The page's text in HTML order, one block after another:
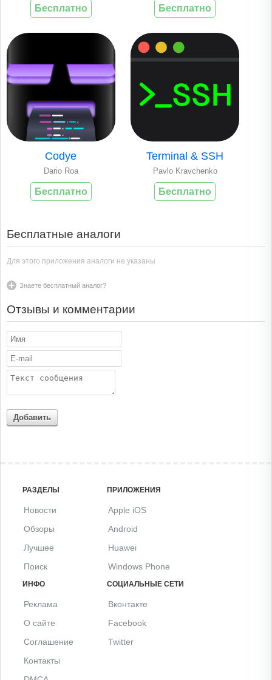
Бесплатно Бесплатно
Codye
Dario Roa
Бесплатно
Terminal & SSH
Pavlo Kravchenko
Бесплатно
Бесплатные аналоги
Для этого приложения аналоги не указаны
Знаете бесплатный аналог?
Отзывы и комментарии
Добавить
РАЗДЕЛЫ
Новости
Обзоры
Лучшее
Поиск
ПРИЛОЖЕНИЯ
Apple iOS
Android
Huawei
Windows Phone
ИНФО
Реклама
О сайте
Соглашение
Контакты
СОЦИАЛЬНЫЕ СЕТИ
Вконтакте
Facebook
Twitter